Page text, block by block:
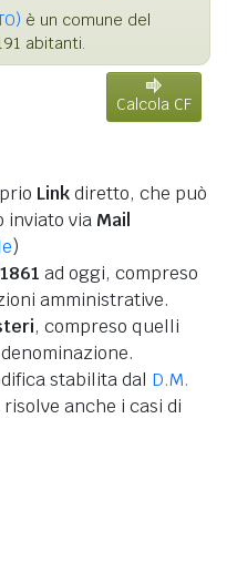
è un comune del
abitanti.
Calcola CF
Linkdiretto, che può
inviato via Mail
)
1861 ad oggi, compreso
amministrative.
, compreso quelli
stabilita dal D.M.
anche i casi di